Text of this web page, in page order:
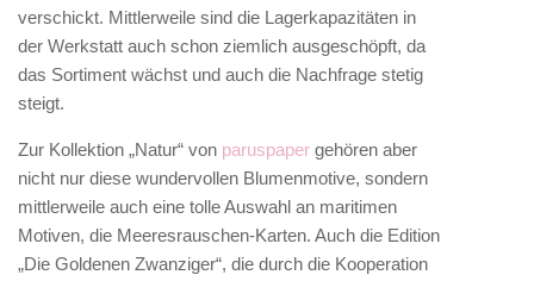
verschickt. Mittlerweile sind die Lagerkapazitäten in
der Werkstatt auch schon ziemlich ausgeschöpft, da
das Sortiment wächst und auch die Nachfrage stetig
steigt.
Zur Kollektion „Natur“ von paruspaper gehören aber
nicht nur diese wundervollen Blumenmotive, sondern
mittlerweile auch eine tolle Auswahl an maritimen
Motiven, die Meeresrauschen-Karten. Auch die Edition
„Die Goldenen Zwanziger“, die durch die Kooperation